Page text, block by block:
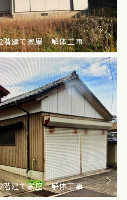
建て家屋 解体工事
建て家屋 解体工事